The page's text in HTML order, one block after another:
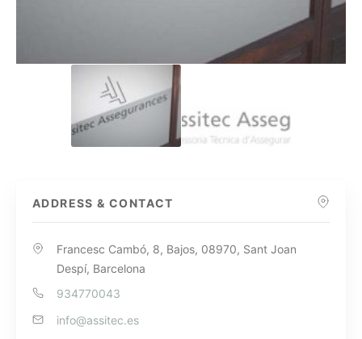
ADDRESS & CONTACT
Francesc Cambó, 8, Bajos, 08970, Sant Joan
Despí, Barcelona
934770043
info@assitec.es